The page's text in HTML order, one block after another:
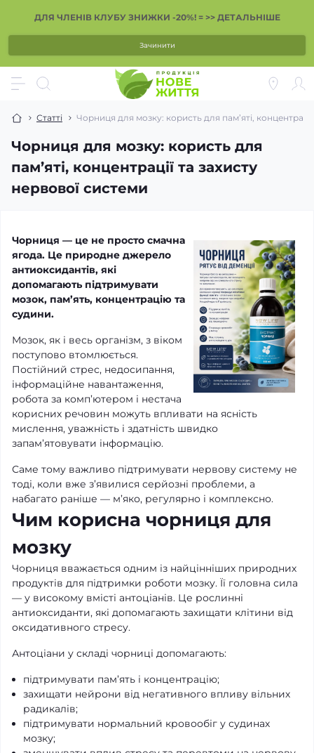
ДЛЯ ЧЛЕНІВ КЛУБУ ЗНИЖКИ -20%! = >> ДЕТАЛЬНІШЕ
Зачинити
Статті Чорниця для мозку: користь для пам’яті,
Чорниця для мозку: користь для
пам’яті, концентрації та захисту
нервової системи
Чорниця — це не просто смачна
ягода. Це природне джерело
антиоксидантів, які
допомагають підтримувати
мозок, пам’ять, концентрацію та
судини.
Мозок, як і весь організм, з віком
поступово втомлюється.
Постійний стрес, недосипання,
інформаційне навантаження,
робота за комп’ютером і нестача
корисних речовин можуть впливати на ясність
мислення, уважність і здатність швидко
запам’ятовувати інформацію.
Саме тому важливо підтримувати нервову систему не
тоді, коли вже з’явилися серйозні проблеми, а
набагато раніше — м’яко, регулярно і комплексно.
Чим корисна чорниця для
мозку
Чорниця вважається одним із найцінніших природних
продуктів для підтримки роботи мозку. Її головна сила
— у високому вмісті антоціанів. Це рослинні
антиоксиданти, які допомагають захищати клітини від
оксидативного стресу.
Антоціани у складі чорниці допомагають:
підтримувати пам’ять і концентрацію;
захищати нейрони від негативного впливу вільних
радикалів;
підтримувати нормальний кровообіг у судинах
мозку;